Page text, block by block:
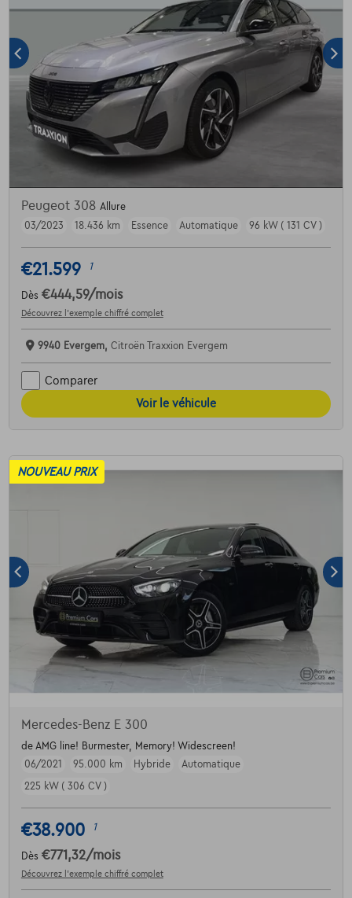
Peugeot 308 Allure
03/2023
18.436 km Essence Automatique 96 kW ( 131 CV )
€21.599 1
Dès €444,59/mois
Découvrez l’exemple chiffré complet
9940 Evergem, Citroën Traxxion Evergem
Comparer
Voir le véhicule
NOUVEAU PRIX
Mercedes-Benz E 300
de AMG line! Burmester, Memory! Widescreen!
06/2021
95.000 km Hybride
Automatique
225 kW ( 306 CV )
€38.900 1
Dès €771,32/mois
Découvrez l’exemple chiffré complet